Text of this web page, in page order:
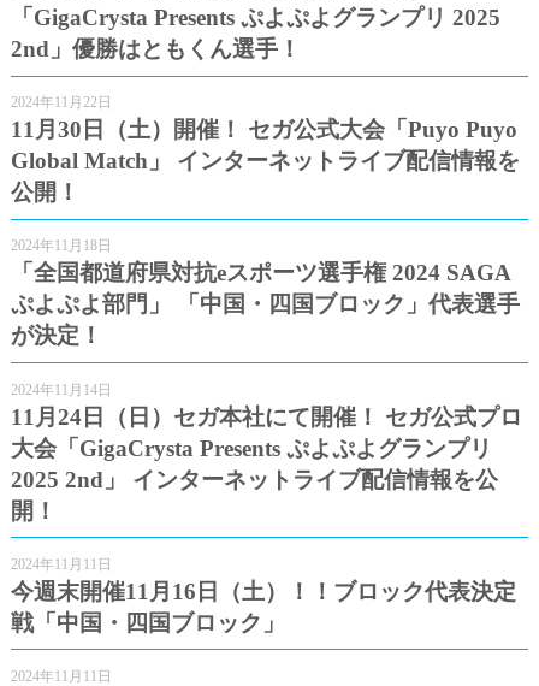
「GigaCrysta Presents ぷよぷよグランプリ 2025
2nd」優勝はともくん選手！
2024年11月22日
11月30日（土）開催！ セガ公式大会「Puyo Puyo
Global Match」 インターネットライブ配信情報を
公開！
2024年11月18日
「全国都道府県対抗eスポーツ選手権 2024 SAGA
ぷよぷよ部門」 「中国・四国ブロック」代表選手
が決定！
2024年11月14日
11月24日（日）セガ本社にて開催！ セガ公式プロ
大会「GigaCrysta Presents ぷよぷよグランプリ
2025 2nd」 インターネットライブ配信情報を公
開！
2024年11月11日
今週末開催11月16日（土）！！ブロック代表決定
戦「中国・四国ブロック」
2024年11月11日